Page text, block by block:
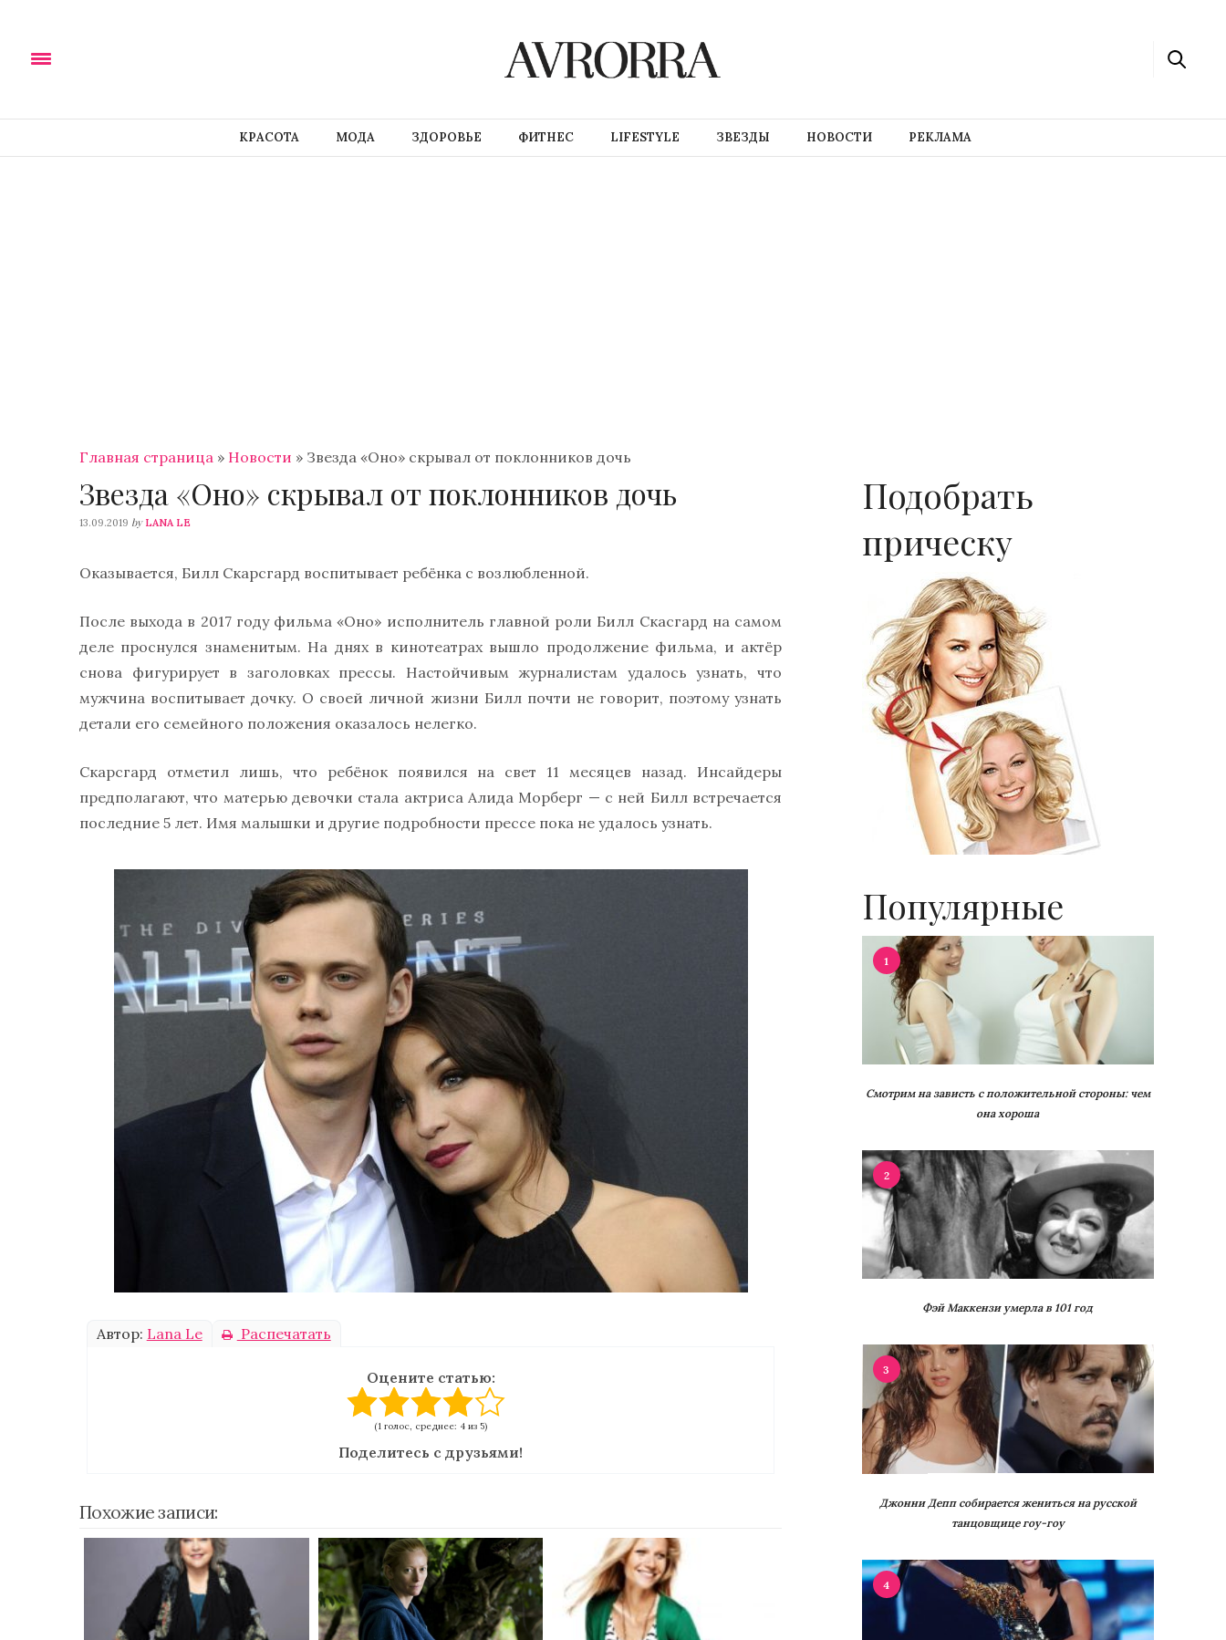
КРАСОТА МОДА ЗДОРОВЬЕ ФИТНЕС LIFESTYLE ЗВЕЗДЫ НОВОСТИ РЕКЛАМА
Главная страница » Новости » Звезда «Оно» скрывал от поклонников дочь
Звезда «Оно» скрывал от поклонников дочь
13.09.2019 by LANA LE
Оказывается, Билл Скарсгард воспитывает ребёнка с возлюбленной.
После выхода в 2017 году фильма «Оно» исполнитель главной роли Билл Скасгард на самом
деле проснулся знаменитым. На днях в кинотеатрах вышло продолжение фильма, и актёр
снова фигурирует в заголовках прессы. Настойчивым журналистам удалось узнать, что
мужчина воспитывает дочку. О своей личной жизни Билл почти не говорит, поэтому узнать
детали его семейного положения оказалось нелегко.
Скарсгард отметил лишь, что ребёнок появился на свет 11 месяцев назад. Инсайдеры
предполагают, что матерью девочки стала актриса Алида Морберг — с ней Билл встречается
последние 5 лет. Имя малышки и другие подробности прессе пока не удалось узнать.
Автор: Lana Le Распечатать
Оцените статью:
(1 голос, среднее: 4 из 5)
Поделитесь с друзьями!
Похожие записи:
Подобрать
прическу
Популярные
1
Смотрим на зависть с положительной стороны: чем
она хороша
2
Фэй Маккензи умерла в 101 год
3
Джонни Депп собирается жениться на русской
танцовщице гоу-гоу
4